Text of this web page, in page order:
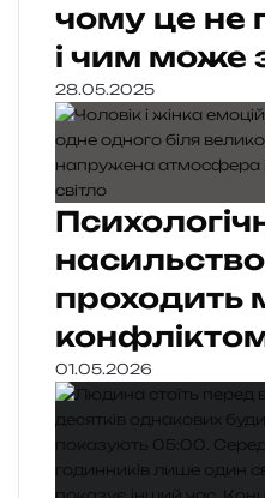
чому це не
і чим може
28.05.2025
проходить
01.05.2026